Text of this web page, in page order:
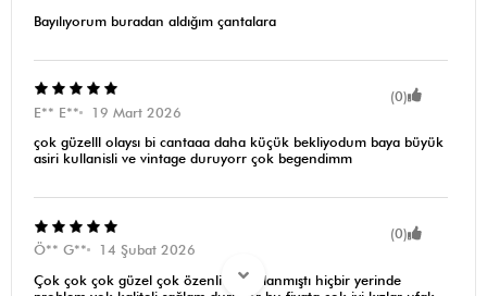
Bayılıyorum buradan aldığım çantalara
(0)
E** E**
19 Mart 2026
çok güzelll olaysı bi cantaaa daha küçük bekliyodum baya büyük
asiri kullanisli ve vintage duruyorr çok begendimm
(0)
Ö** G**
14 Şubat 2026
Çok çok çok güzel çok özenli kargolanmıştı hiçbir yerinde